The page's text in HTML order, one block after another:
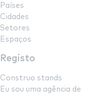
Países
Cidades
Setores
Espaços
Registo
Construo stands
Eu sou uma agência de